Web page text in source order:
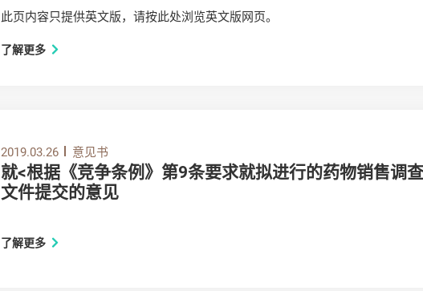
此页内容只提供英文版，请按此处浏览英文版网页。
了解更多
2019.03.26 意见书
就<根据《竞争条例》第9条要求就拟进行的药物销售调
文件提交的意见
了解更多